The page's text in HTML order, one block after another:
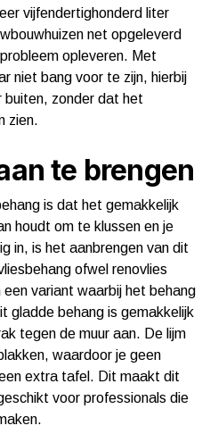
vijfendertighonderd liter
net opgeleverd
opleveren. Met
niet bang voor te zijn, hierbij
buiten, zonder dat het
zien.
te brengen
is dat het gemakkelijk
houdt om te klussen en je
in, is het aanbrengen van dit
ofwel renovlies
een variant waarbij het behang
gladde behang is gemakkelijk
tegen de muur aan. De lijm
waardoor je geen
extra tafel. Dit maakt dit
voor professionals die